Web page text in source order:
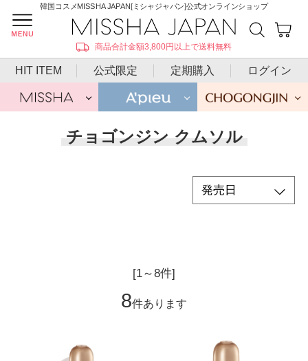
韓国コスメMISSHA JAPAN[ミシャジャパン]公式オンラインショップ
商品合計金額3,800円以上で送料無料
HIT ITEM 公式限定 定期購入 ログイン
チョゴンジン クムソル
[1～8件]
8件あります